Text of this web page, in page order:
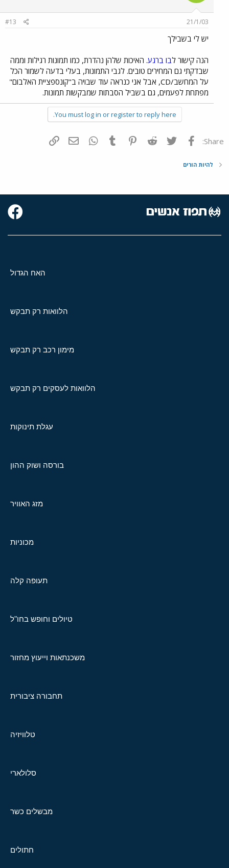
21/1/03
#13
יש לי בשבילך
הנה קישור לבו ברגע. האיכות שלהן נהדרת, כמו תמונות רגילות וממה
שבדקתי גם המחירים טובים. לגבי התמונות, בעלי בדעה לשמור הכל
על המחשב/CD, אבל אני כנראה עוד שבויה ב"קונספציית האלבום"
מפתחת לפעמים, גם בשביל הסבתות שמבקשות תמונות.
You must log in or register to reply here.
Share: פייסבוק Twitter
Reddit
Pinterest
Tumblr
WhatsAppדואר אלקטרוני
להיות הורים
האח הגדול
הלוואות רק תבקש
מימון רכב רק תבקש
הלוואות לעסקים רק תבקש
עגלת תינוקות
בורסה ושוק ההון
מזג האוויר
מכוניות
תעופה קלה
טיולים וחופש בחו"ל
משכנתאות וייעוץ מחזור
תחבורה ציבורית
טלוויזיה
סלולארי
מבשלים כשר
חתולים